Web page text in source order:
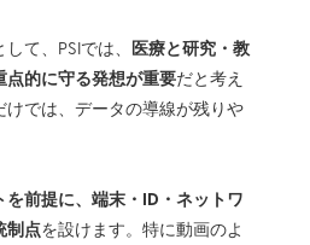
て、PSIでは、 医療と研究・教
的に守る発想が重要だと考え
けでは、データの導線が残りや
前提に、端末・ID・ネットワ
制点を設けます。特に動画のよ